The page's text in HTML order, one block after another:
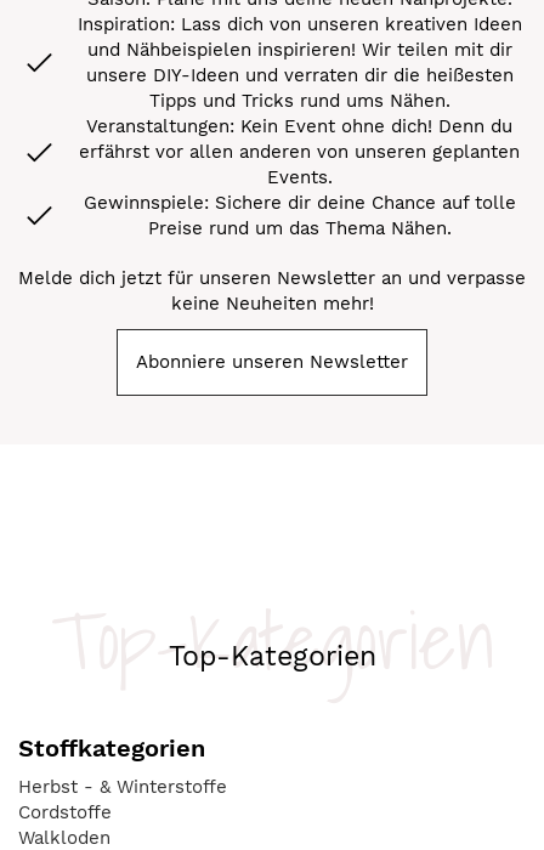
Inspiration: Lass dich von unseren kreativen Ideen
und Nähbeispielen inspirieren! Wir teilen mit dir
unsere DIY-Ideen und verraten dir die heißesten
Tipps und Tricks rund ums Nähen.
Veranstaltungen: Kein Event ohne dich! Denn du
erfährst vor allen anderen von unseren geplanten
Events.
Gewinnspiele: Sichere dir deine Chance auf tolle
Preise rund um das Thema Nähen.
Melde dich jetzt für unseren Newsletter an und verpasse
keine Neuheiten mehr!
Abonniere unseren Newsletter
Top-Kategorien
Top-Kategorien
Stoffkategorien
Herbst - & Winterstoffe
Cordstoffe
Walkloden